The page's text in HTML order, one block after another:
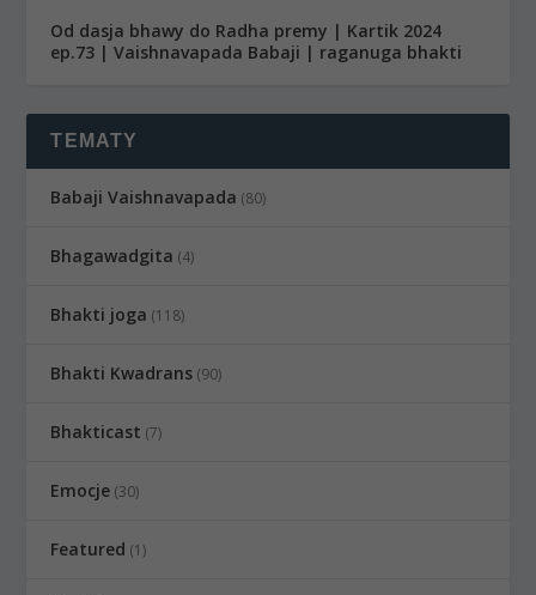
Od dasja bhawy do Radha premy | Kartik 2024
ep.73 | Vaishnavapada Babaji | raganuga bhakti
TEMATY
Babaji Vaishnavapada (80)
Bhagawadgita (4)
Bhakti joga (118)
Bhakti Kwadrans (90)
Bhakticast (7)
Emocje (30)
Featured (1)